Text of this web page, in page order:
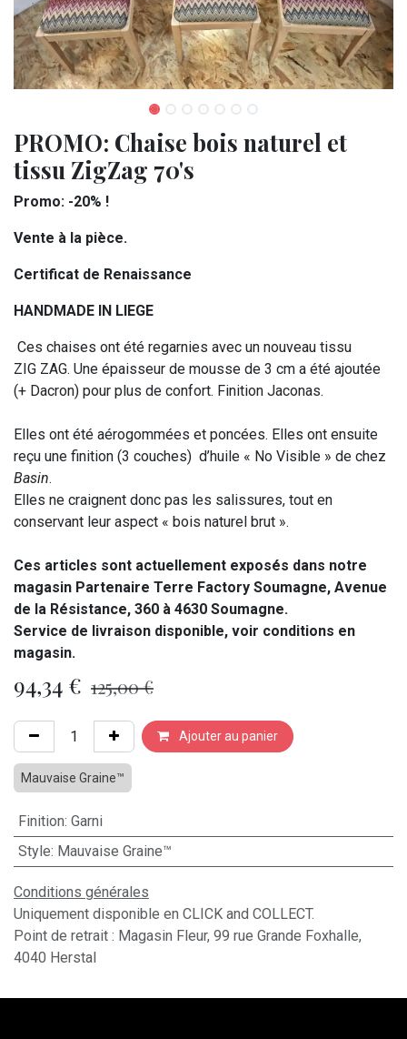
PROMO: Chaise bois naturel et
tissu ZigZag 70's
Promo: -20% !
Vente à la pièce.
Certificat de Renaissance
HANDMADE IN LIEGE
Ces chaises ont été regarnies avec un nouveau tissu
ZIG ZAG. Une épaisseur de mousse de 3 cm a été ajoutée
(+ Dacron) pour plus de confort. Finition Jaconas.
Elles ont été aérogommées et poncées. Elles ont ensuite
reçu une finition (3 couches) d’huile « No Visible » de chez
Basin.
Elles ne craignent donc pas les salissures, tout en
conservant leur aspect « bois naturel brut ».
Ces articles sont actuellement exposés dans notre
magasin Partenaire Terre Factory Soumagne, Avenue
de la Résistance, 360 à 4630 Soumagne.
Service de livraison disponible, voir conditions en
magasin.
94,34 € 125,00€
Ajouter au panier
Mauvaise Graine™
Finition: Garni
Style: Mauvaise Graine™
Conditions générales
Uniquement disponible en CLICK and COLLECT.
Point de retrait : Magasin Fleur, 99 rue Grande Foxhalle,
4040 Herstal